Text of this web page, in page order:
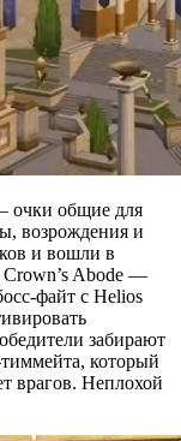
очки общие для
возрождения и
и вошли в
Crown’s Abode —
файт с Helios
забирают
который
врагов. Неплохой